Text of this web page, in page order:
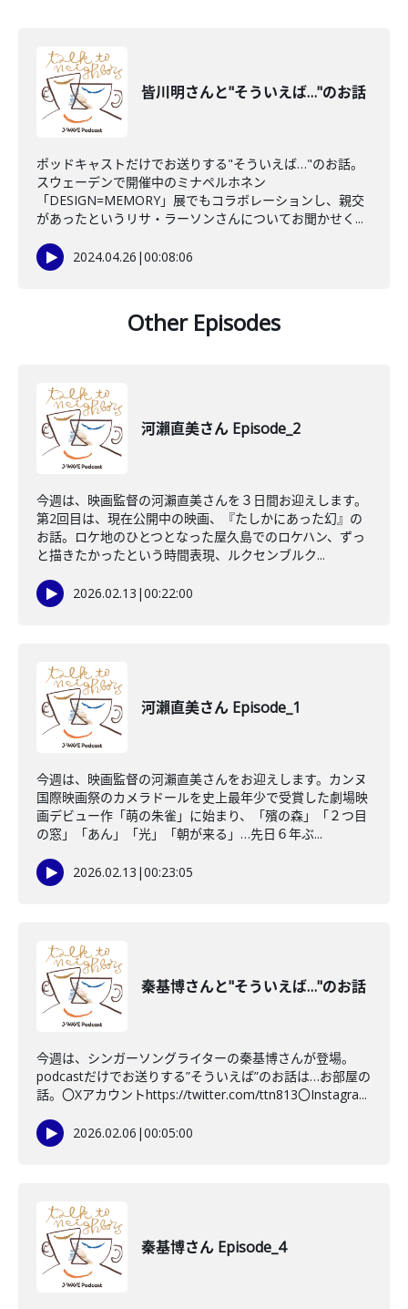
皆川明さんと"そういえば…"のお話
ポッドキャストだけでお送りする"そういえば…"のお話。
スウェーデンで開催中のミナペルホネン
「DESIGN=MEMORY」展でもコラボレーションし、親交
があったというリサ・ラーソンさんについてお聞かせく...
2024.04.26 |00:08:06
Other Episodes
河瀨直美さん Episode_2
今週は、映画監督の河瀨直美さんを３日間お迎えします。
第2回目は、現在公開中の映画、『たしかにあった幻』の
お話。ロケ地のひとつとなった屋久島でのロケハン、ずっ
と描きたかったという時間表現、ルクセンブルク...
2026.02.13 |00:22:00
河瀨直美さん Episode_1
今週は、映画監督の河瀨直美さんをお迎えします。カンヌ
国際映画祭のカメラドールを史上最年少で受賞した劇場映
画デビュー作「萌の朱雀」に始まり、「殯の森」「２つ目
の窓」「あん」「光」「朝が来る」…先日６年ぶ...
2026.02.13 |00:23:05
秦基博さんと"そういえば…"のお話
今週は、シンガーソングライターの秦基博さんが登場。
podcastだけでお送りする”そういえば”のお話は…お部屋の
話。〇Xアカウントhttps://twitter.com/ttn813〇Instagra...
2026.02.06 |00:05:00
秦基博さん Episode_4